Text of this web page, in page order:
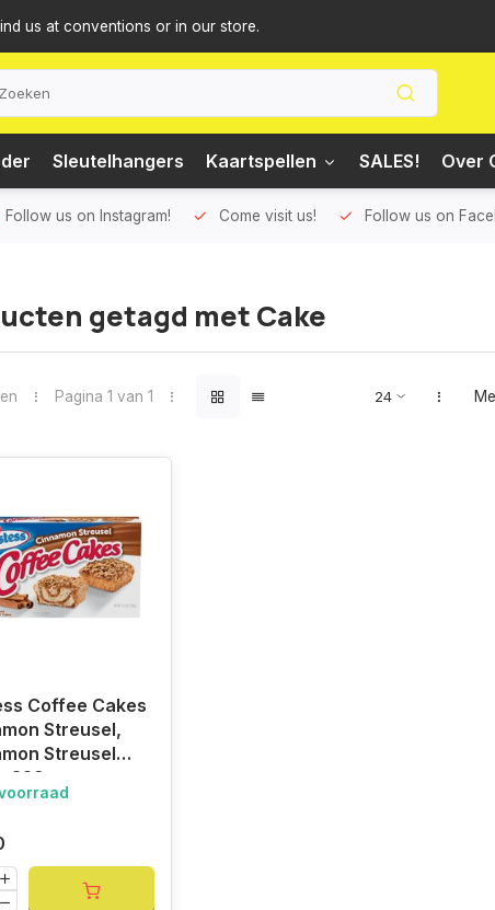
us at conventions or in our store.
Sleutelhangers Kaartspellen SALES! Over
Follow us on Instagram! Come visit us! Follow us on
getagd met Cake
Pagina 1 van 1
Coffee Cakes
Streusel,
Streusel
329gr